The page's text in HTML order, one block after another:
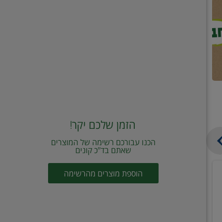
הזמן שלכם יקר!
הכנו עבורכם רשימה של המוצרים
שאתם בד"כ קונים
הוספת מוצרים מהרשימה